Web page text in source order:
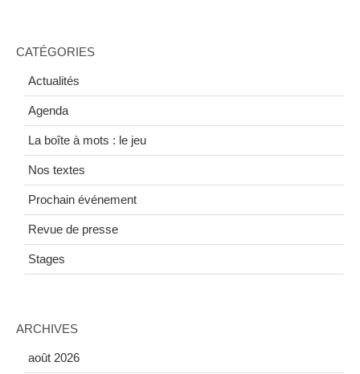
CATÉGORIES
Actualités
Agenda
La boîte à mots : le jeu
Nos textes
Prochain événement
Revue de presse
Stages
ARCHIVES
août 2026